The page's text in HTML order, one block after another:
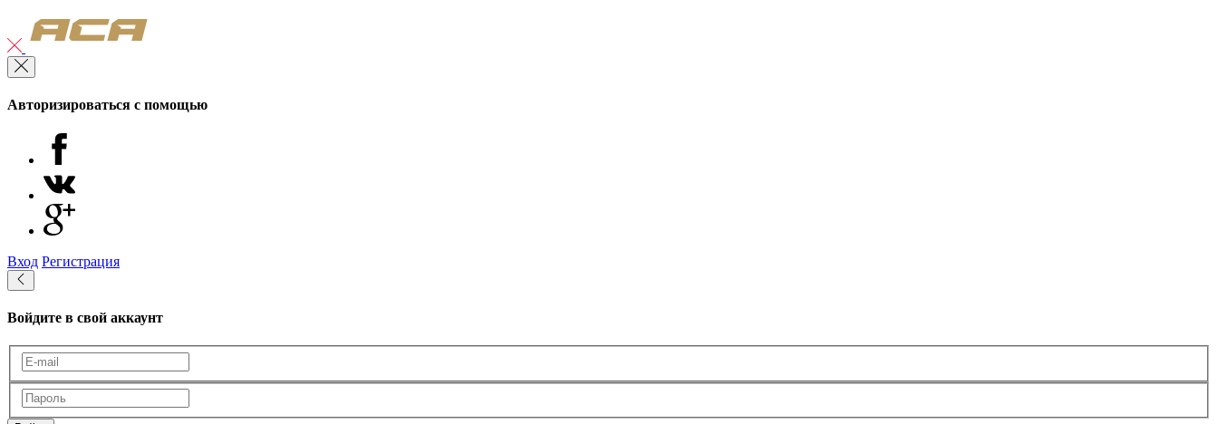
Авторизироваться с помощью
Вход Регистрация
Войдите в свой аккаунт